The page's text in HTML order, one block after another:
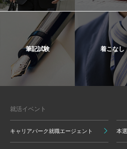
筆記試験 着こなし
就活イベント
キャリアパーク就職エージェント 本